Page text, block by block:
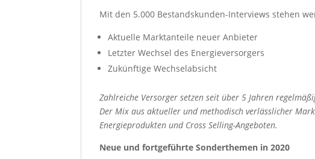
Mit den 5.000 Bestandskunden-Interviews stehen
Aktuelle Marktanteile neuer Anbieter
Letzter Wechsel des Energieversorgers
Zukünftige Wechselabsicht
Zahlreiche Versorger setzen seit über 5 Jahren
Der Mix aus aktueller und methodisch verlässlicher
Energieprodukten und Cross Selling-Angeboten.
Neue und fortgeführte Sonderthemen in 2020